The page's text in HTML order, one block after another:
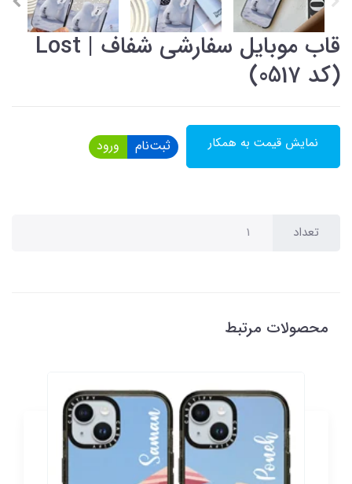
قاب موبایل سفارشی شفاف | Lost
(کد 0517)
نمایش قیمت به همکار ثبت‌نام ورود
تعداد
محصولات مرتبط